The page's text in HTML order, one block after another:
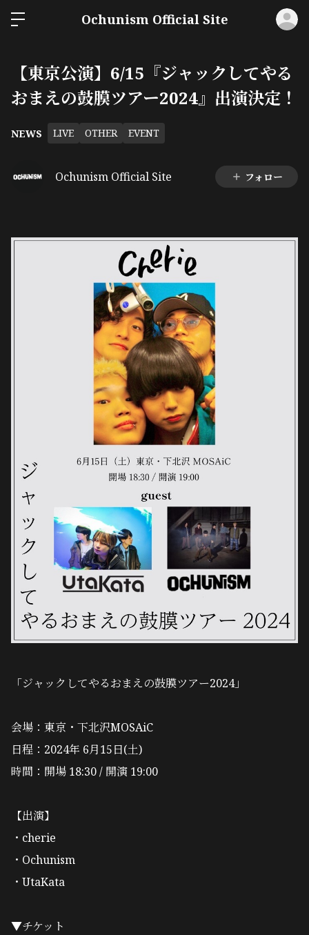
Ochunism Official Site
【東京公演】6/15『ジャックしてやる
おまえの鼓膜ツアー2024』出演決定！
NEWS LIVE OTHER EVENT
Ochunism Official Site フォロー
「ジャックしてやるおまえの鼓膜ツアー2024」
会場：東京・下北沢MOSAiC
日程：2024年 6月15日(土)
時間：開場 18:30 / 開演 19:00
【出演】
・ cherie
・Ochunism
・ UtaKata
▼チケット